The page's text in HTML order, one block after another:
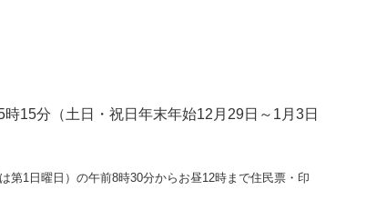
15分（土日・祝日年末年始12月29日～1月3日
第1日曜日）の午前8時30分からお昼12時まで住民票・印